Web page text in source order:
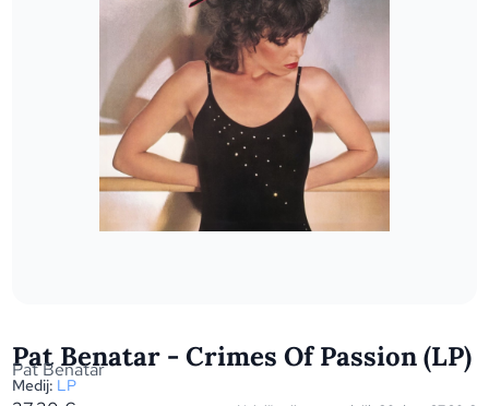
Pat Benatar - Crimes Of Passion (LP)
Pat Benatar
Medij: LP